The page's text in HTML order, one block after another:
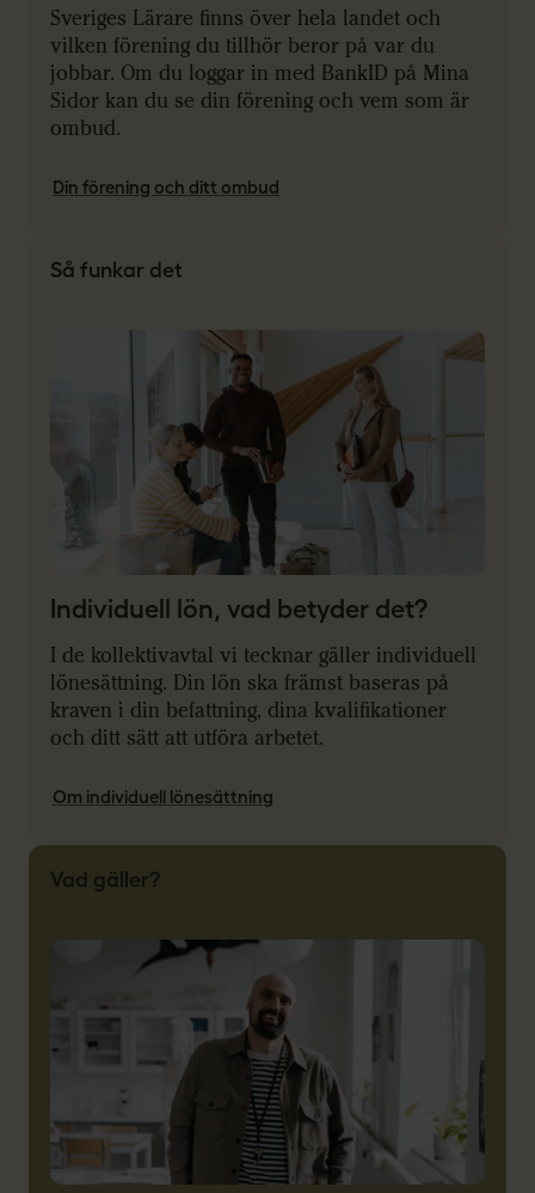
Sveriges Lärare finns över hela landet och
vilken förening du tillhör beror på var du
jobbar. Om du loggar in med BankID på Mina
Sidor kan du se din förening och vem som är
ombud.
Din förening och ditt ombud
Så funkar det
Individuell lön, vad betyder det?
I de kollektivavtal vi tecknar gäller individuell
lönesättning. Din lön ska främst baseras på
kraven i din befattning, dina kvalifikationer
och ditt sätt att utföra arbetet.
Om individuell lönesättning
Vad gäller?